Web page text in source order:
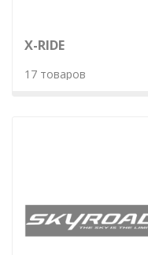
X-RIDE
17 товаров